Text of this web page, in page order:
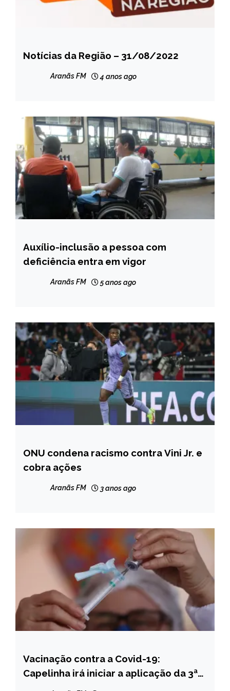
CAPELINHA
NOTÍCIAS
Notícias da Região – 31/08/2022
Aranãs FM 4 anos ago
BRASIL
NOTÍCIAS
Auxílio-inclusão a pessoa com
deficiência entra em vigor
Aranãs FM 5 anos ago
ESPORTES
INTERNACIONAL
NOTÍCIAS
ONU condena racismo contra Vini Jr. e
cobra ações
Aranãs FM 3 anos ago
CAPELINHA
NOTÍCIAS
Vacinação contra a Covid-19:
Capelinha irá iniciar a aplicação da 3ª